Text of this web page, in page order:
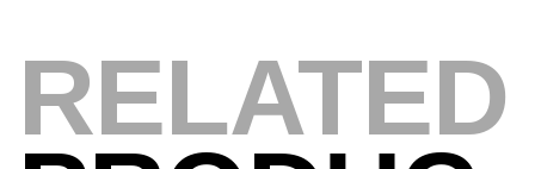
Volant 3 Branches Inox T26S/35
Accastillage bateau Accessoires bateaux
د.ت
RELATED